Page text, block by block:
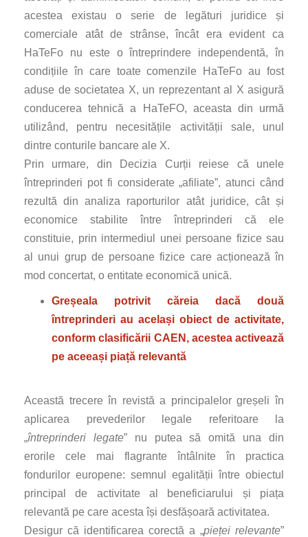
acestea existau o serie de legături juridice și
comerciale atât de strânse, încât era evident ca
HaTeFo nu este o întreprindere independentă, în
condițiile în care toate comenzile HaTeFo au fost
aduse de societatea X, un reprezentant al X asigură
conducerea tehnică a HaTeFO, aceasta din urmă
utilizând, pentru necesitățile activității sale, unul
dintre conturile bancare ale X.
Prin urmare, din Decizia Curții reiese că unele
întreprinderi pot fi considerate „afiliate”, atunci când
rezultă din analiza raporturilor atât juridice, cât și
economice stabilite între întreprinderi că ele
constituie, prin intermediul unei persoane fizice sau
al unui grup de persoane fizice care acționează în
mod concertat, o entitate economică unică.
Greșeala potrivit căreia dacă două
întreprinderi au același obiect de activitate,
conform clasificării CAEN, acestea activează
pe aceeași piață relevantă
Această trecere în revistă a principalelor greșeli în
aplicarea prevederilor legale referitoare la
„întreprinderi legate” nu putea să omită una din
erorile cele mai flagrante întâlnite în practica
fondurilor europene: semnul egalității între obiectul
principal de activitate al beneficiarului și piața
relevantă pe care acesta își desfășoară activitatea.
Desigur că identificarea corectă a „pieței relevante”